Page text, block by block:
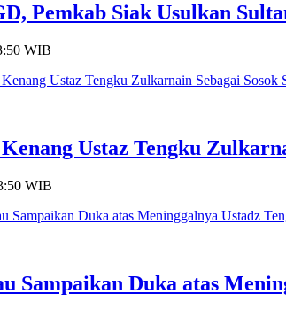
Pemkab Siak Usulkan
WIB
Ustaz Tengku
WIB
Sampaikan Duka atas